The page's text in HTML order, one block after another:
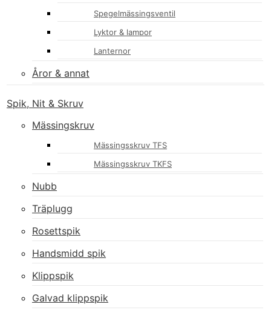
Spegelmässingsventil
Lyktor & lampor
Lanternor
Åror & annat
Spik, Nit & Skruv
Mässingskruv
Mässingsskruv TFS
Mässingsskruv TKFS
Nubb
Träplugg
Rosettspik
Handsmidd spik
Klippspik
Galvad klippspik